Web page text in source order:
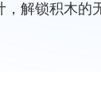
，解锁积木的